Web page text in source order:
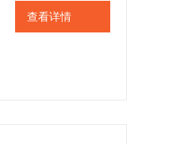
查看详情